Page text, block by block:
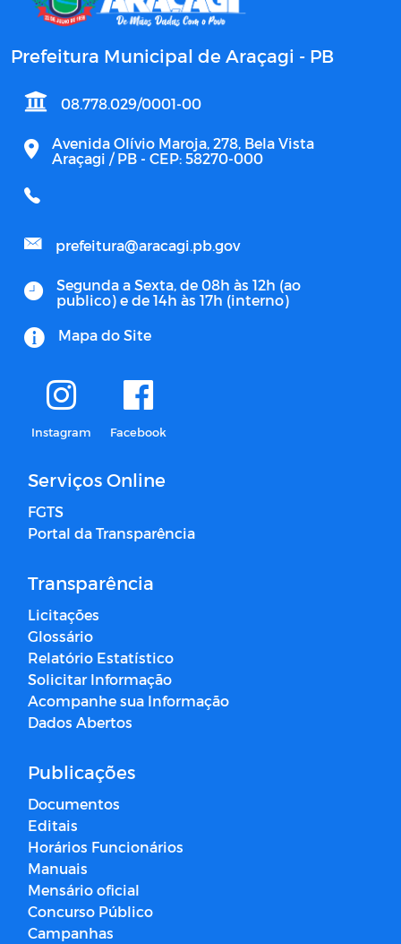
Prefeitura Municipal de Araçagi - PB
08.778.029/0001-00
Avenida Olívio Maroja, 278, Bela Vista
Araçagi / PB - CEP: 58270-000
prefeitura@aracagi.pb.gov
Segunda a Sexta, de 08h às 12h (ao
publico) e de 14h às 17h (interno)
Mapa do Site
Instagram Facebook
Serviços Online
FGTS
Portal da Transparência
Transparência
Licitações
Glossário
Relatório Estatístico
Solicitar Informação
Acompanhe sua Informação
Dados Abertos
Publicações
Documentos
Editais
Horários Funcionários
Manuais
Mensário oficial
Concurso Público
Campanhas